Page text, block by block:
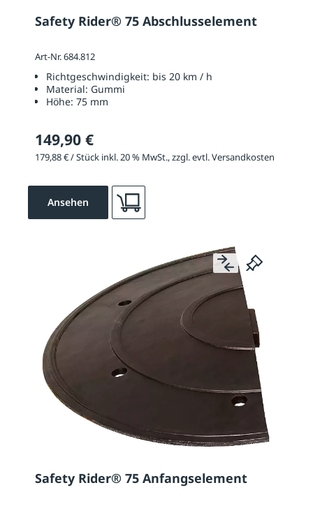
Safety Rider® 75 Abschlusselement
Art-Nr. 684.812
Richtgeschwindigkeit: bis 20 km / h
Material: Gummi
Höhe: 75 mm
149,90 €
179,88 € / Stück inkl. 20 % MwSt., zzgl. evtl. Versandkosten
Ansehen
Safety Rider® 75 Anfangselement